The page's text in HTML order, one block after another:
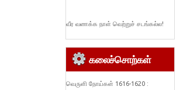
வீர வணக்க நாள் வெற்றுச் சடங்கல்ல!
கலைச்சொற்கள்
வெருளி நோய்கள் 1616-1620 :